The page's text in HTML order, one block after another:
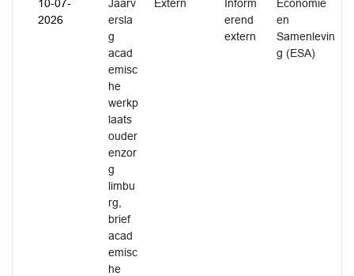
10-07-
2026
Jaarv
ersla
g
acad
emisc
he
werkp
laats
ouder
enzor
g
limbu
rg,
brief
acad
emisc
he
Extern
Inform
erend
extern
Economie
en
Samenlevin
g (ESA)